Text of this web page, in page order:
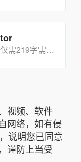
AI芯片设计工具，仅需219字需求描述即可自主完成RISC-V CPU全流程设计，12小时生成可流片GDSII文件
视频、软件
网络，如有侵
说明您已同意
谨防上当受